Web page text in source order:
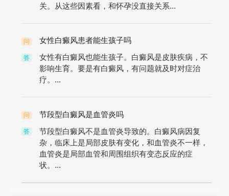
关。从这些因素看，和怀孕没直接关系...
问 女性白癜风患者能生孩子吗
答
女性有白癜风也能生孩子。白癜风是皮肤疾病，不
影响生育。要是有白癜风，有问题就及时对症治
疗。...
问 节段型白癜风是血管炎吗
答
节段型白癜风不是血管炎导致的。白癜风病因复
杂，临床上是局部皮肤有变化，和血管炎不一样，
血管炎是局部血管和周围组织有变态反应的症
状。...